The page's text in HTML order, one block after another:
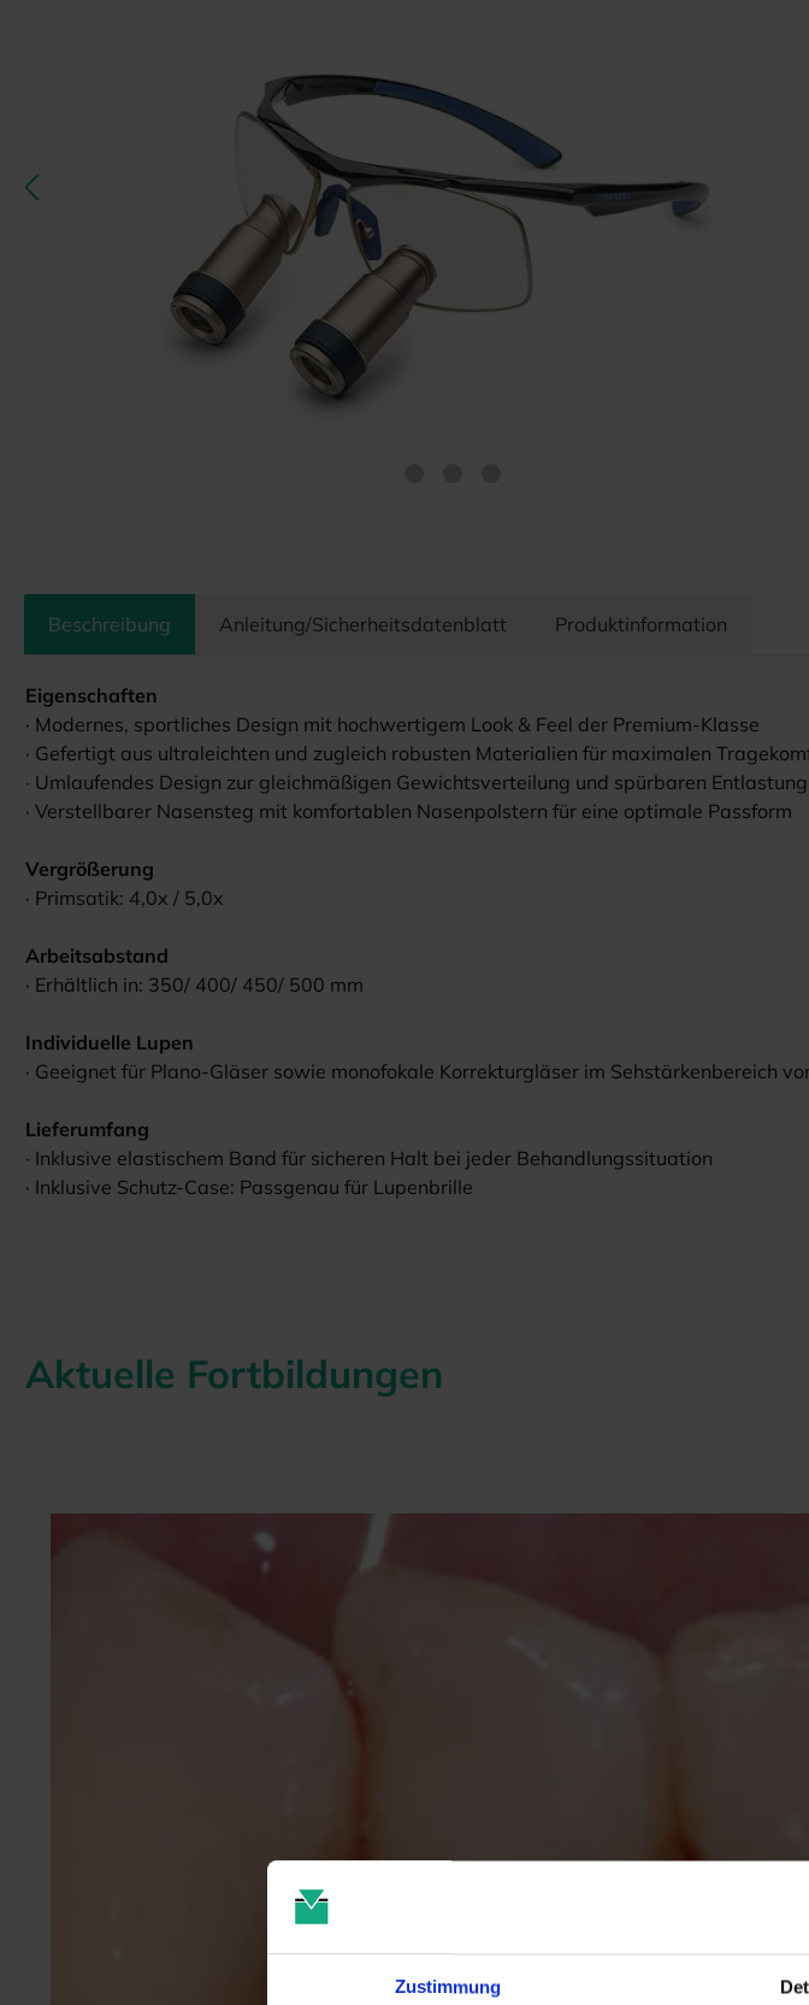
Zustimmung
Beschreibung Anleitung/Sicherheitsdatenblatt Produktinformation
Eigenschaften
· Modernes, sportliches Design mit hochwertigem Look & Feel der Premium-Klasse
· Gefertigt aus ultraleichten und zugleich robusten Materialien für maximalen
· Umlaufendes Design zur gleichmäßigen Gewichtsverteilung und spürbaren
· Verstellbarer Nasensteg mit komfortablen Nasenpolstern für eine optimale Passform
Vergrößerung
· Primsatik: 4,0x / 5,0x
Arbeitsabstand
· Erhältlich in: 350/ 400/ 450/ 500 mm
Individuelle Lupen
· Geeignet für Plano-Gläser sowie monofokale Korrekturgläser im Sehstärkenbereich
Lieferumfang
· Inklusive elastischem Band für sicheren Halt bei jeder Behandlungssituation
· Inklusive Schutz-Case: Passgenau für Lupenbrille
Aktuelle Fortbildungen